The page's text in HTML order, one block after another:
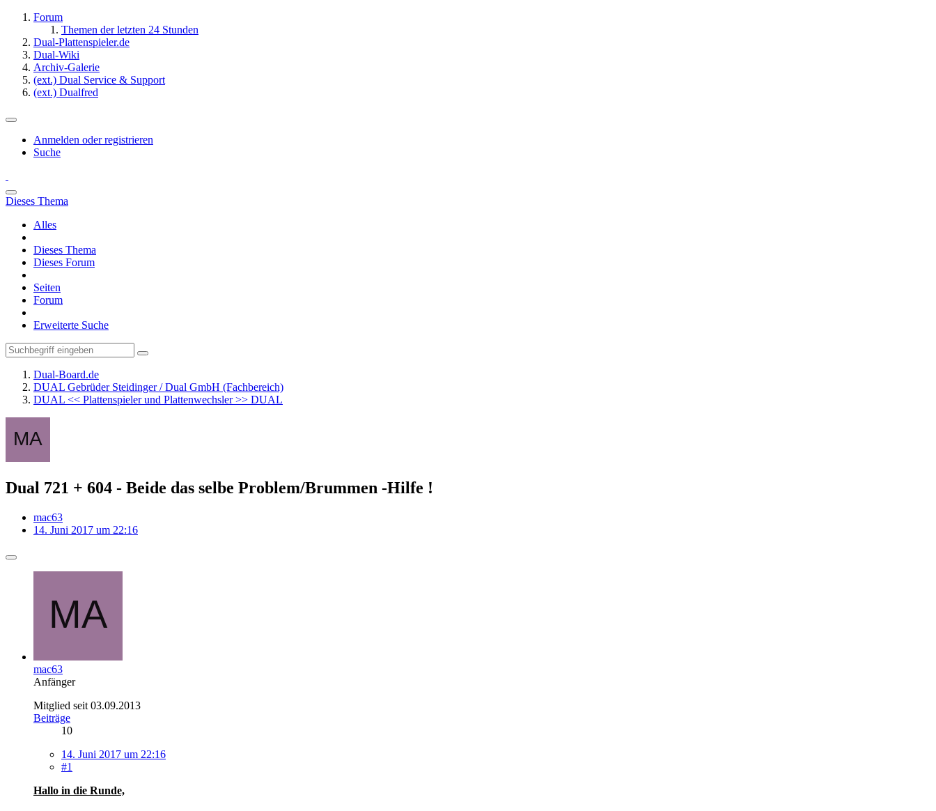
Forum
Themen der letzten 24 Stunden
Dual-Plattenspieler.de
Dual-Wiki
Archiv-Galerie
(ext.) Dual Service & Support
(ext.) Dualfred
Anmelden oder registrieren
Suche
Dieses Thema
Alles
Dieses Thema
Dieses Forum
Seiten
Forum
Erweiterte Suche
Dual-Board.de
DUAL Gebrüder Steidinger / Dual GmbH (Fachbereich)
DUAL << Plattenspieler und Plattenwechsler >> DUAL
Dual 721 + 604 - Beide das selbe Problem/Brummen -Hilfe !
mac63
14. Juni 2017 um 22:16
mac63
Anfänger
Mitglied seit 03.09.2013
Beiträge
10
14. Juni 2017 um 22:16
#1
Hallo in die Runde,